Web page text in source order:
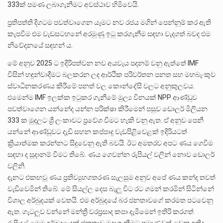
333ක් පමණ ලබාගැනීමට අවස්ථාව හිමිවෙයි.
ප්‍රතිපත්ති දිගටම පවත්වාගෙන යෑමට නව රජය මගින් පෙන්නුම් කර ඇති
කැපවීම එම වැඩසටහනේ අරමුණු ඉටු කරගැනීම සඳහා වැදගත් බවද එම
නිවේදනයේ සඳහන් ය.
මේ අනුව 2025 ට ඉදිරිපත්වන නව අයවැය පදනම් වනු ඇත්තේ IMF
විසින් හඳුන්වාදීමට බලකරන ලද ආර්ථික පරිවර්තන පනත සහ මහබැංකුව
ස්වාධිනකරණය කිරීමේ පනත් වල කොන්දේසි වලට අනුකුලවය.
එමෙන්ම IMF ඉලක්ක ඉටුකර ගැනීමේ මුල්‍ය විනයක් NPP ආණ්ඩුව
පවත්වාගෙන යන්නේද යන්න පරික්ෂා කිරීමෙන් පසුව ඩොලර් මිලියන
333 ක මුදලට ශ්‍රී ලංකාවට ප්‍රවේශ වීමට හැකි වනු ඇත. ඒ අනුව පෙනී
යන්නේ ආණ්ඩුවට දැඩි සහන කප්පාදු වැඩපිළිවෙළක් ඉදිරියටත්
ක්‍රියාත්මක කරන්නට සිදුවෙනු ඇති බවයි. ඊට අමතරව අපට ණය ගෙවීම
සඳහා ද සූදානම් වීමට තිබේ. ණය ගෙවන්න රුපියල් වලින් නොව ඩොලර්
වලිනි.
දැනට එකඟවූ ණය ප්‍රතිව්‍යුහගතරණ සැලසුම අනුව අපේ ණය කන්ද තවත්
වැඩිවෙමින් තිබේ. මේ සියල්ල දෙස බැලූ විට රට ගමන් කරමින් සිටින්නේ
විශාල අර්බුදයක් වෙතයි. එම අර්බුදයේ බර ජනතාවගේ කරමත පටවෙනු
ඇත. ගැටලුව වන්නේ මන්ත්‍රී වරප්‍රසාද කපා දැමීමෙන් ඉතිරි කරගත්